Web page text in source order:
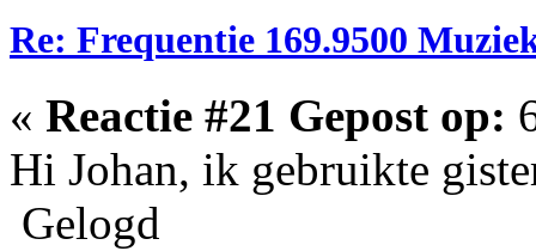
Re: Frequentie 169.9500
« Reactie #21 Gepost op:
Hi Johan, ik gebruikte
Gelogd